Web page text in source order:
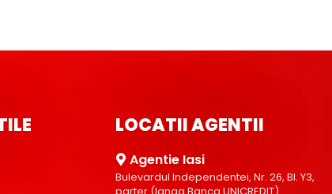
LOCATII AGENTII
Agentie Iasi
Bulevardul Independentei, Nr. 26, Bl. Y3,